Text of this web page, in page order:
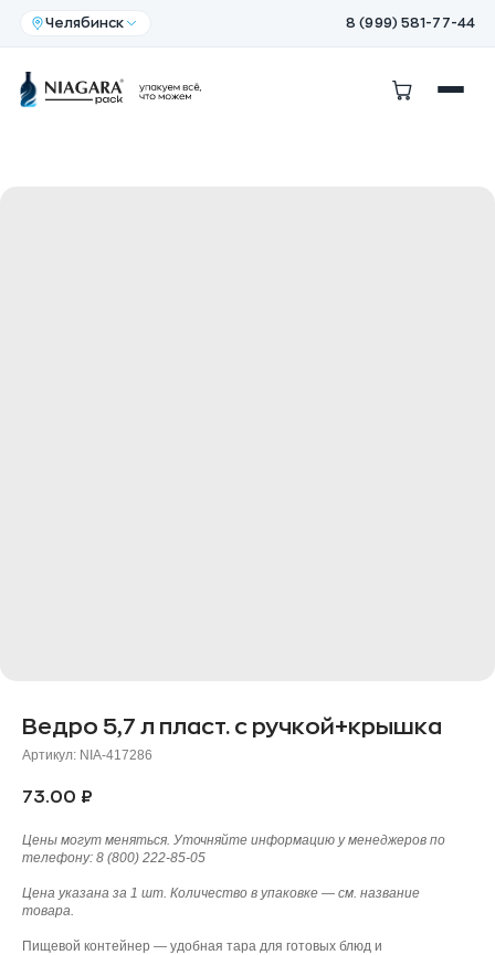
Челябинск 8 (999) 581-77-44
Ведро 5,7 л пласт. с ручкой+крышка
Артикул: NIA-417286
73.00 ₽
Цены могут меняться. Уточняйте информацию у менеджеров по
телефону: 8 (800) 222-85-05
Цена указана за 1 шт. Количество в упаковке — см. название
товара.
Пищевой контейнер — удобная тара для готовых блюд и